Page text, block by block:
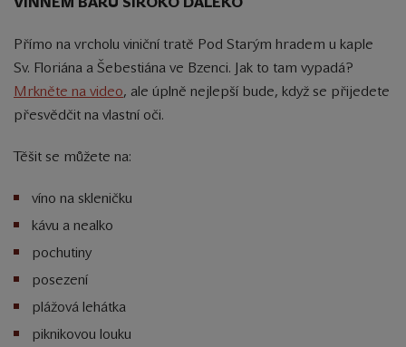
Přímo na vrcholu viniční tratě Pod Starým hradem u kaple
Sv. Floriána a Šebestiána ve Bzenci. Jak to tam vypadá?
Mrkněte na video, ale úplně nejlepší bude, když se přijedete
přesvědčit na vlastní oči.
Těšit se můžete na:
víno na skleničku
kávu a nealko
pochutiny
posezení
plážová lehátka
piknikovou louku